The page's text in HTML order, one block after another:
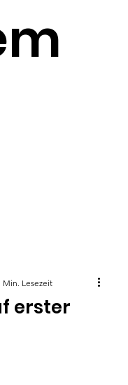
erster
Min. Lesezeit